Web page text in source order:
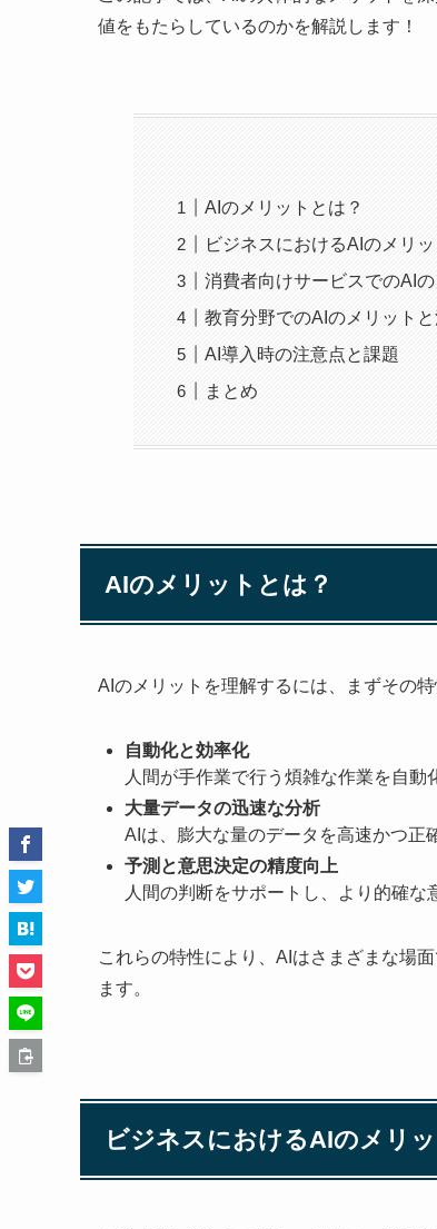
値をもたらしているのかを解説します！
AIのメリットとは？
ビジネスにおけるAIのメリ
消費者向けサービスでのAI
教育分野でのAIのメリットと
AI導入時の注意点と課題
まとめ
AIのメリットとは？
AIのメリットを理解するには、まずその
自動化と効率化
人間が手作業で行う煩雑な作業を自動
大量データの迅速な分析
AIは、膨大な量のデータを高速かつ正
予測と意思決定の精度向上
人間の判断をサポートし、より的確な
これらの特性により、AIはさまざまな場
ます。
ビジネスにおけるAIのメリ